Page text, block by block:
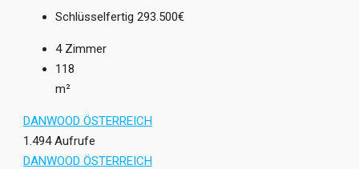
Schlüsselfertig 293.500€
4 Zimmer
118
m²
DANWOOD ÖSTERREICH
1.494 Aufrufe
DANWOOD ÖSTERREICH